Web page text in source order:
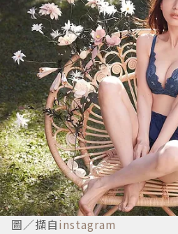
圖／擷自instagram